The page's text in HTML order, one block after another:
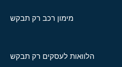
מימון רכב רק תבקש
הלוואות לעסקים רק תבקש